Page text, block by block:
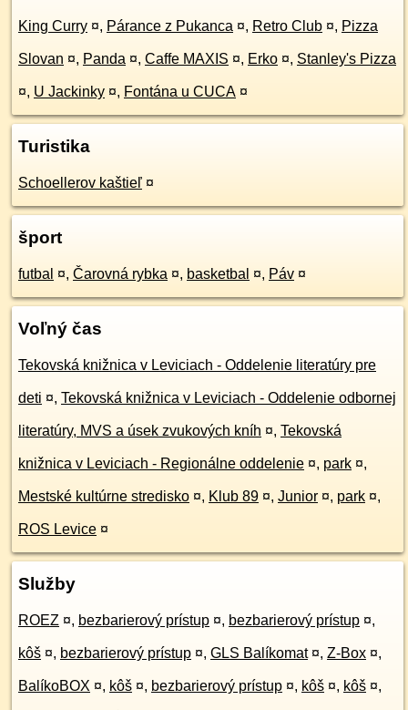
King Curry ¤, Párance z Pukanca ¤, Retro Club ¤, Pizza
Slovan ¤, Panda ¤, Caffe MAXIS ¤, Erko ¤, Stanley's Pizza
¤, U Jackinky ¤, Fontána u CUCA ¤
Turistika
Schoellerov kaštieľ ¤
šport
futbal ¤, Čarovná rybka ¤, basketbal ¤, Páv ¤
Voľný čas
Tekovská knižnica v Leviciach - Oddelenie literatúry pre
deti ¤, Tekovská knižnica v Leviciach - Oddelenie odbornej
literatúry, MVS a úsek zvukových kníh ¤, Tekovská
knižnica v Leviciach - Regionálne oddelenie ¤, park ¤,
Mestské kultúrne stredisko ¤, Klub 89 ¤, Junior ¤, park ¤,
ROS Levice ¤
Služby
ROEZ ¤, bezbarierový prístup ¤, bezbarierový prístup ¤,
kôš ¤, bezbarierový prístup ¤, GLS Balíkomat ¤, Z-Box ¤,
BalíkoBOX ¤, kôš ¤, bezbarierový prístup ¤, kôš ¤, kôš ¤,